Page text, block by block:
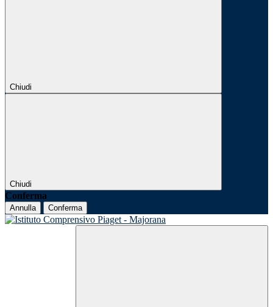
Chiudi
Chiudi
Conferma
Annulla Conferma